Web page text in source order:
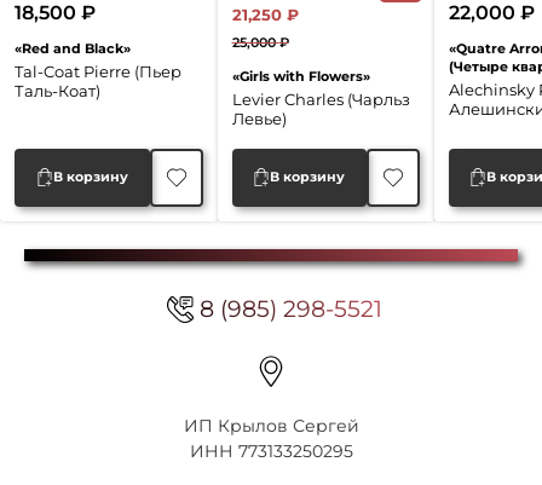
«Red and Black»
Tal-Coat Pierre (Пьер
Таль-Коат)
18,500₽
В корзину
«Girls with Flowers»
Levier Charles (Чарльз
Левье)
25,000₽
Первоначальная
цена
составляла
25,000 ₽.
21,250 ₽
Текущая
цена:
21,250 ₽.
В корзину
«Quatre
(Четыре
Alechinsky
22,000 ₽
В
8 (985) 298-5521
ИП Крылов Сергей
ИНН 773133250295